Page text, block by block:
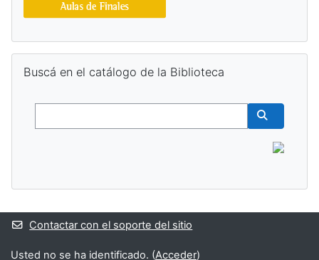
Buscá en el catálogo de la Biblioteca
Buscar
Contactar con el soporte del sitio
Usted no se ha identificado. (Acceder)